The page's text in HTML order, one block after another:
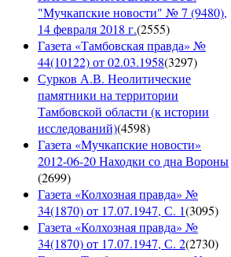
"Мучкапские новости" № 7 (9480),
14 февраля 2018 г.(2555)
Газета «Тамбовская правда» №
44(10122) от 02.03.1958(3297)
Сурков А.В. Неолитические
памятники на территории
Тамбовской области (к истории
исследований)(4598)
Газета «Мучкапские новости»
2012-06-20 Находки со дна Вороны
(2699)
Газета «Колхозная правда» №
34(1870) от 17.07.1947, С. 1(3095)
Газета «Колхозная правда» №
34(1870) от 17.07.1947, С. 2(2730)